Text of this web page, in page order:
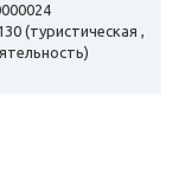
(туристическая ,